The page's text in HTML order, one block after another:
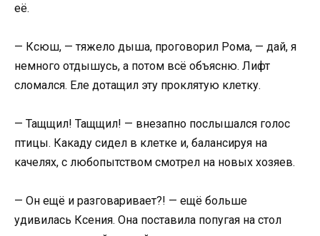
её.
— Ксюш, — тяжело дыша, проговорил Рома, — дай, я
немного отдышусь, а потом всё объясню. Лифт
сломался. Еле дотащил эту проклятую клетку.
— Тащщил! Тащщил! — внезапно послышался голос
птицы. Какаду сидел в клетке и, балансируя на
качелях, с любопытством смотрел на новых хозяев.
— Он ещё и разговаривает?! — ещё больше
удивилась Ксения. Она поставила попугая на стол